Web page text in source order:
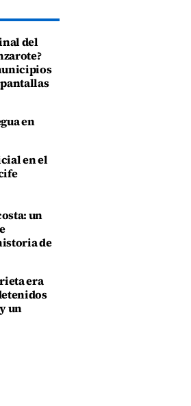
del
en
en el
un
de
era
un